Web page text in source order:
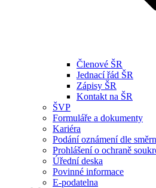
Členové ŠR
Jednací řád ŠR
Zápisy ŠR
Kontakt na ŠR
ŠVP
Formuláře a dokumenty
Kariéra
Podání oznámení dle
Prohlášení o ochraně
Úřední deska
Povinné informace
E-podatelna